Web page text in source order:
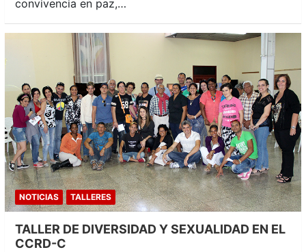
convivencia en paz,…
NOTICIAS TALLERES
TALLER DE DIVERSIDAD Y SEXUALIDAD EN EL
CCRD-C